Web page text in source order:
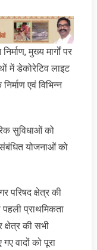
मुख्य मार्गों पर
में डेकोरेटिव लाइट
एवं विभिन्न
सुविधाओं को
योजनाओं को
परिषद क्षेत्र की
प्राथमिकता
की सभी
वादों को पूरा